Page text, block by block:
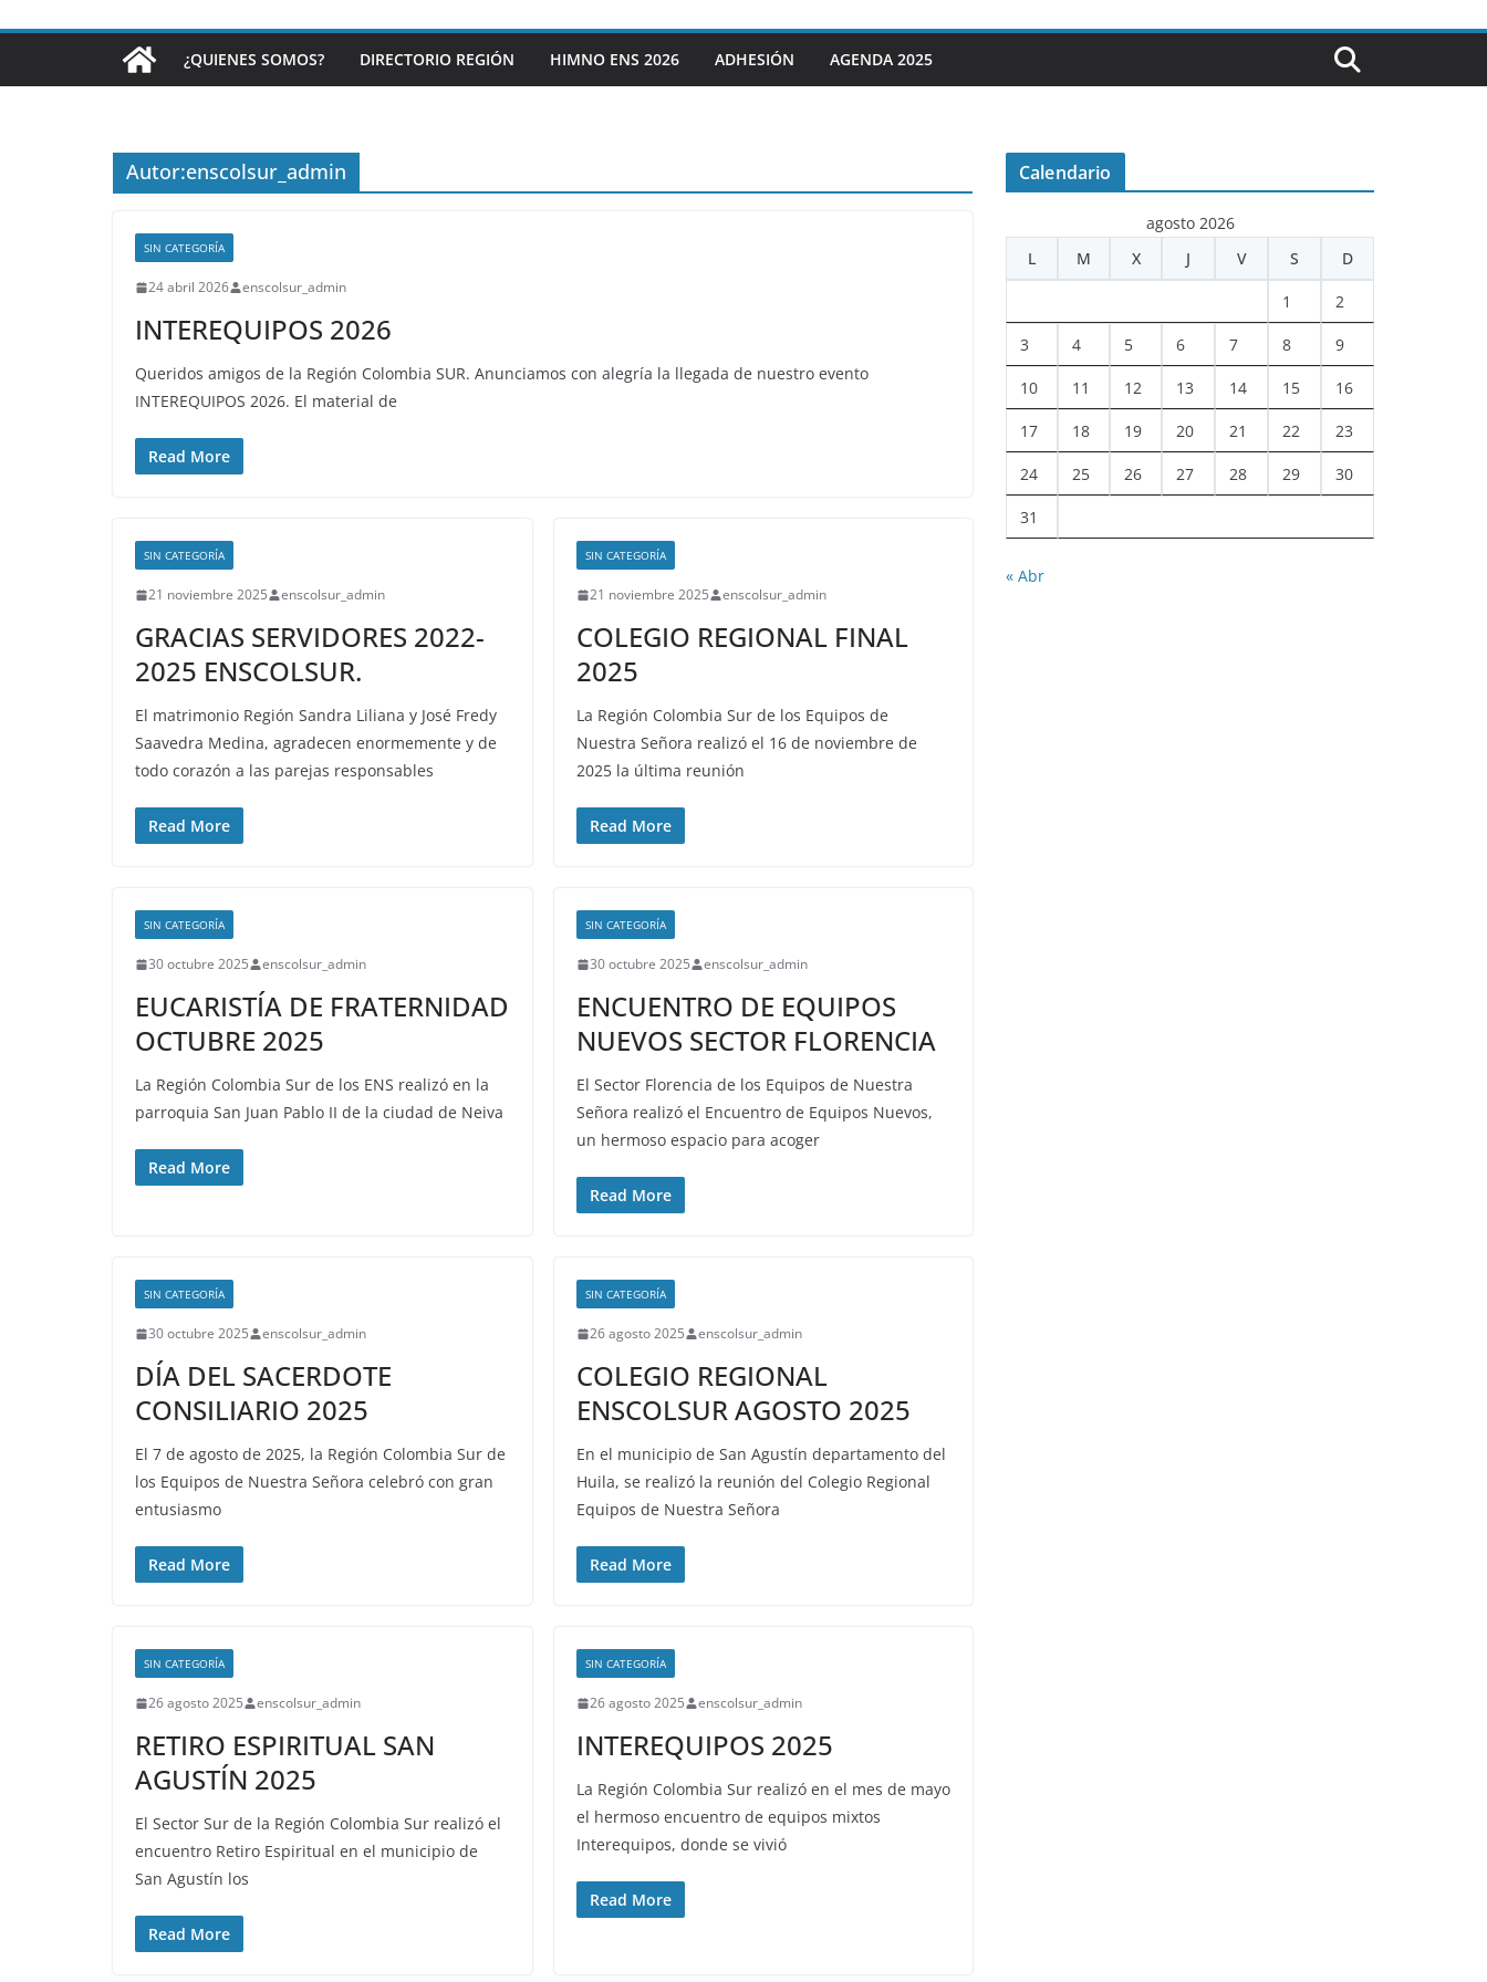
¿QUIENES SOMOS? DIRECTORIO REGIÓN HIMNO ENS 2026 ADHESIÓN AGENDA 2025
Autor:enscolsur_admin
SIN CATEGORÍA
24 abril 2026 enscolsur_admin
INTEREQUIPOS 2026
Queridos amigos de la Región Colombia SUR. Anunciamos con alegría la llegada de nuestro evento
INTEREQUIPOS 2026. El material de
Read More
SIN CATEGORÍA
21 noviembre 2025 enscolsur_admin
GRACIAS SERVIDORES 2022-
2025 ENSCOLSUR.
El matrimonio Región Sandra Liliana y José Fredy
Saavedra Medina, agradecen enormemente y de
todo corazón a las parejas responsables
Read More
SIN CATEGORÍA
21 noviembre 2025 enscolsur_admin
COLEGIO REGIONAL FINAL
2025
La Región Colombia Sur de los Equipos de
Nuestra Señora realizó el 16 de noviembre de
2025 la última reunión
Read More
SIN CATEGORÍA
30 octubre 2025 enscolsur_admin
EUCARISTÍA DE FRATERNIDAD
OCTUBRE 2025
La Región Colombia Sur de los ENS realizó en la
parroquia San Juan Pablo II de la ciudad de Neiva
Read More
SIN CATEGORÍA
30 octubre 2025 enscolsur_admin
ENCUENTRO DE EQUIPOS
NUEVOS SECTOR FLORENCIA
El Sector Florencia de los Equipos de Nuestra
Señora realizó el Encuentro de Equipos Nuevos,
un hermoso espacio para acoger
Read More
SIN CATEGORÍA
30 octubre 2025 enscolsur_admin
DÍA DEL SACERDOTE
CONSILIARIO 2025
El 7 de agosto de 2025, la Región Colombia Sur de
los Equipos de Nuestra Señora celebró con gran
entusiasmo
Read More
SIN CATEGORÍA
26 agosto 2025 enscolsur_admin
COLEGIO REGIONAL
ENSCOLSUR AGOSTO 2025
En el municipio de San Agustín departamento del
Huila, se realizó la reunión del Colegio Regional
Equipos de Nuestra Señora
Read More
SIN CATEGORÍA
26 agosto 2025 enscolsur_admin
RETIRO ESPIRITUAL SAN
AGUSTÍN 2025
El Sector Sur de la Región Colombia Sur realizó el
encuentro Retiro Espiritual en el municipio de
San Agustín los
Read More
SIN CATEGORÍA
26 agosto 2025 enscolsur_admin
INTEREQUIPOS 2025
La Región Colombia Sur realizó en el mes de mayo
el hermoso encuentro de equipos mixtos
Interequipos, donde se vivió
Read More
Calendario
agosto 2026
L
M X J V S D
1 2
3 4 5 6 7 8 9
10 11 12 13 14 15 16
17 18 19 20 21 22 23
24 25 26 27 28 29 30
31
« Abr